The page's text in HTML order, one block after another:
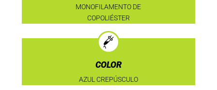
MONOFILAMENTO DE
COPOLIÉSTER
COLOR
AZUL CREPÚSCULO